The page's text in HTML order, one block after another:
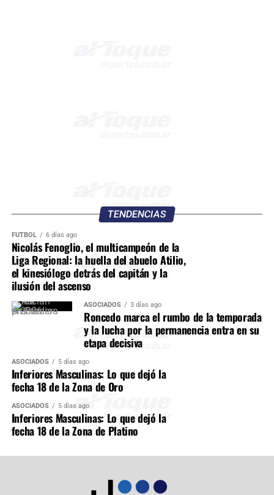
TENDENCIAS
FÚTBOL 6 días ago
Nicolás Fenoglio, el multicampeón de la
Liga Regional: la huella del abuelo Atilio,
el kinesiólogo detrás del capitán y la
ilusión del ascenso
ASOCIADOS 3 días ago
Roncedo marca el rumbo de la temporada
y la lucha por la permanencia entra en su
etapa decisiva
ASOCIADOS 5 días ago
Inferiores Masculinas: Lo que dejó la
fecha 18 de la Zona de Oro
ASOCIADOS 5 días ago
Inferiores Masculinas: Lo que dejó la
fecha 18 de la Zona de Platino